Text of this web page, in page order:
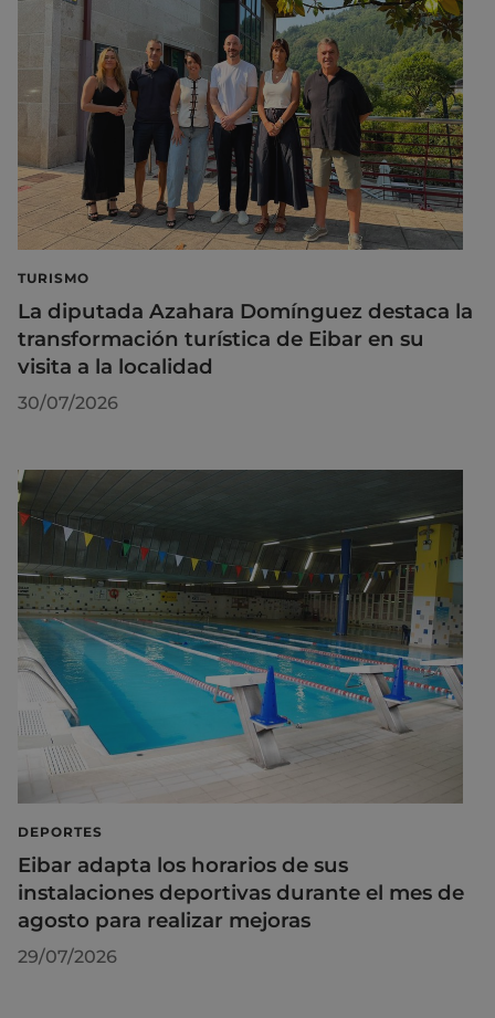
TURISMO
La diputada Azahara Domínguez destaca la
transformación turística de Eibar en su
visita a la localidad
30/07/2026
DEPORTES
Eibar adapta los horarios de sus
instalaciones deportivas durante el mes de
agosto para realizar mejoras
29/07/2026